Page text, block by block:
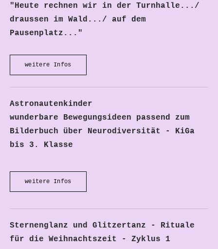
​"Heute rechnen wir in der Turnhalle.../
draussen im Wald.../ auf dem
Pausenplatz..."
weitere Infos
Astronautenkinder
wunderbare Bewegungsideen passend zum
Bilderbuch über Neurodiversität - KiGa
bis 3. Klasse
weitere Infos
Sternenglanz und Glitzertanz - Rituale
für die Weihnachtszeit - Zyklus 1